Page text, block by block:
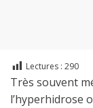
Lectures : 290
Très souvent
l’hyperhidrose